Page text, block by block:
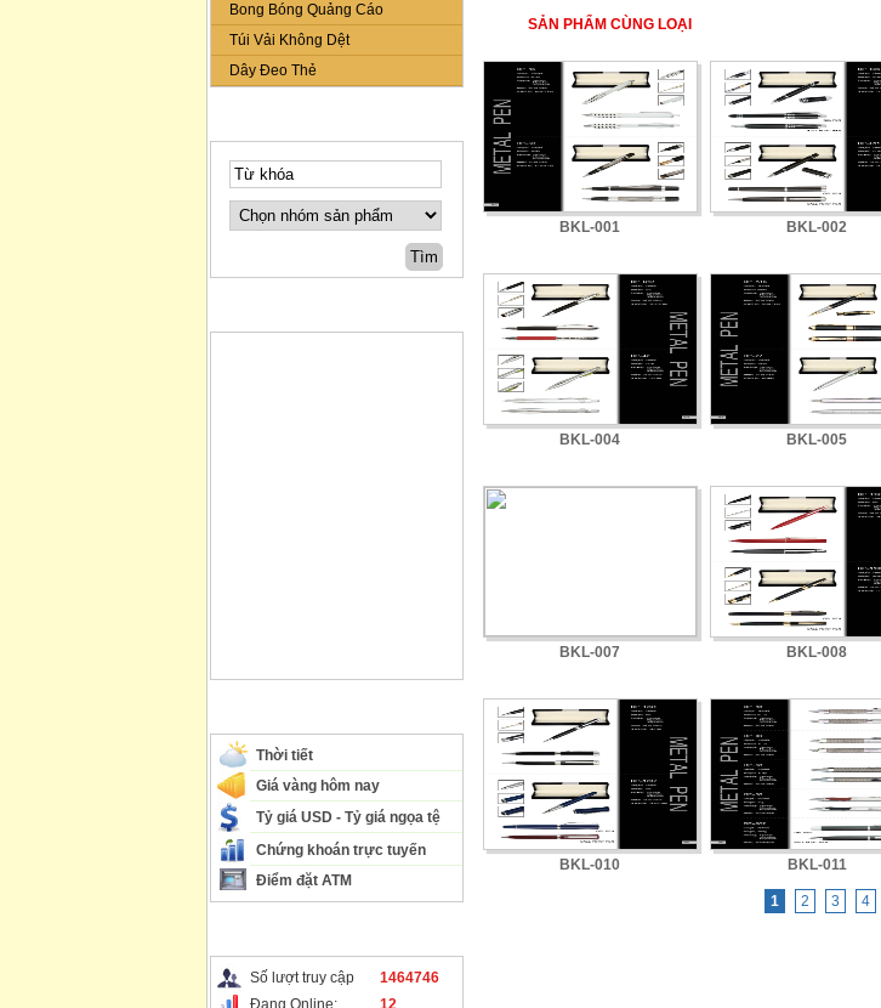
Bong Bóng Quảng Cáo
Túi Vải Không Dệt
Dây Đeo Thẻ
Thời tiết
Giá vàng hôm nay
Tỷ giá USD - Tỷ giá ngọa tệ
Chứng khoán trực tuyến
Điểm đặt ATM
Số lượt truy cập
1464746
Đang Online:
12
SẢN PHẨM CÙNG LOẠI
BKL-001 BKL-002
BKL-004 BKL-005
BKL-007 BKL-008
BKL-010 BKL-011
1 2 3 4